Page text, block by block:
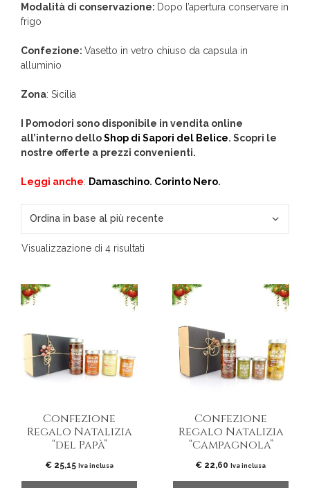
Modalità di conservazione: Dopo l’apertura conservare in
frigo
Confezione: Vasetto in vetro chiuso da capsula in
alluminio
Zona: Sicilia
I Pomodori sono disponibile in vendita online
all’interno delloShop di Sapori del Belice. Scopri le
nostre offerte a prezzi convenienti.
Leggi anche: Damaschino. Corinto Nero.
Visualizzazione di 4 risultati
Confezione
Regalo Natalizia
“del Papà”
€25,15 Iva inclusa
Confezione
Regalo Natalizia
“Campagnola”
€ 22,60 Iva inclusa